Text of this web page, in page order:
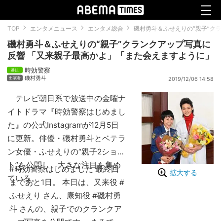
TOP エンタメニュース エンタメ総合 磯村勇斗＆ふせえりの“親子”ク
磯村勇斗＆ふせえりの“親子”クランクアップ写真に
反響 「又来親子最高かよ」「また会えますように」
時効警察
磯村勇斗 2019/12/06 14:58
拡大する
テレビ朝日系で放送中の金曜ナ
イトドラマ『時効警察はじめまし
た』の公式Instagramが12月5日
に更新。俳優・磯村勇斗とベテラ
ン女優・ふせえりの“親子2ショッ
ト”を公開し、大きな注目を集め
ている。
#時効警察はじめました 最終回
まであと1日。 本日は、又来役 #
ふせえり さん、康知役 #磯村勇
斗 さんの、親子でのクランクア